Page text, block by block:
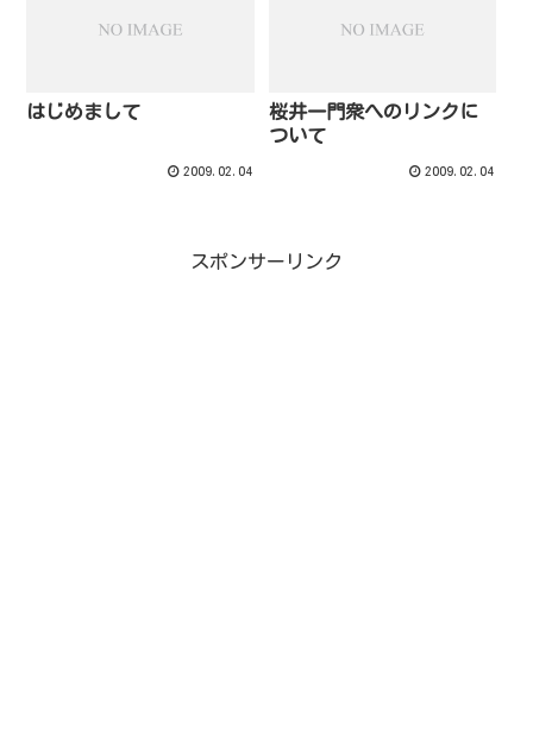
はじめまして
2009.02.04
桜井一門衆へのリンクに
ついて
2009.02.04
スポンサーリンク